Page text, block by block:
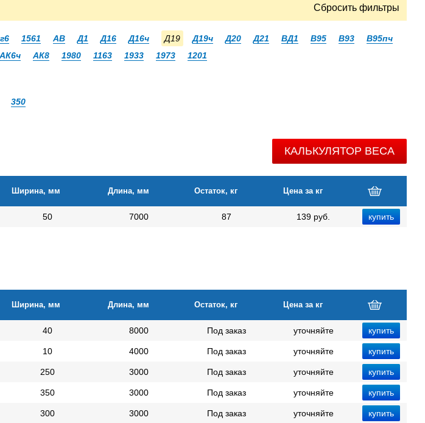
Сбросить фильтры
1561 АВ Д1 Д16 Д16ч Д19 Д19ч Д20 Д21 ВД1 В95 В93
В95пч
АК6ч АК8 1980 1163 1933 1973 1201
350
КАЛЬКУЛЯТОР ВЕСА
Ширина, мм Длина, мм Остаток, кг Цена за кг
50 7000 87 139 руб.
Ширина, мм Длина, мм Остаток, кг Цена за кг
40 8000 Под заказ уточняйте
10 4000 Под заказ уточняйте
250 3000 Под заказ уточняйте
350 3000 Под заказ уточняйте
300 3000 Под заказ уточняйте